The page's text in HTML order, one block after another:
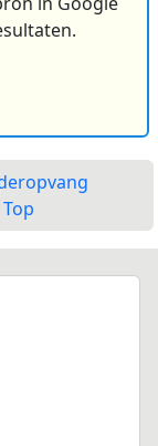
Top